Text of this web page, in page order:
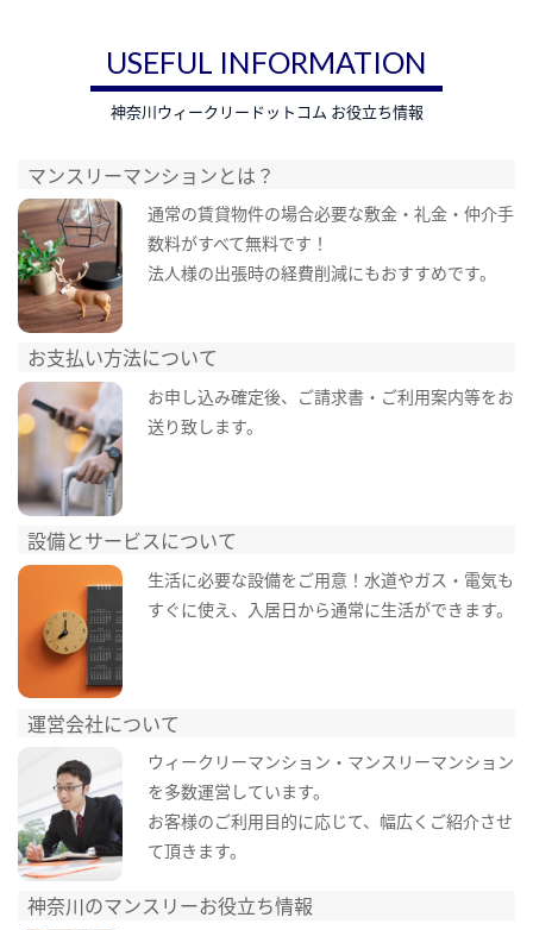
USEFUL INFORMATION
神奈川ウィークリードットコム お役立ち情報
マンスリーマンションとは？
通常の賃貸物件の場合必要な敷金・礼金・仲介手
数料がすべて無料です！
法人様の出張時の経費削減にもおすすめです。
お支払い方法について
お申し込み確定後、ご請求書・ご利用案内等をお
送り致します。
設備とサービスについて
生活に必要な設備をご用意！水道やガス・電気も
すぐに使え、入居日から通常に生活ができます。
運営会社について
ウィークリーマンション・マンスリーマンション
を多数運営しています。
お客様のご利用目的に応じて、幅広くご紹介させ
て頂きます。
神奈川のマンスリーお役立ち情報